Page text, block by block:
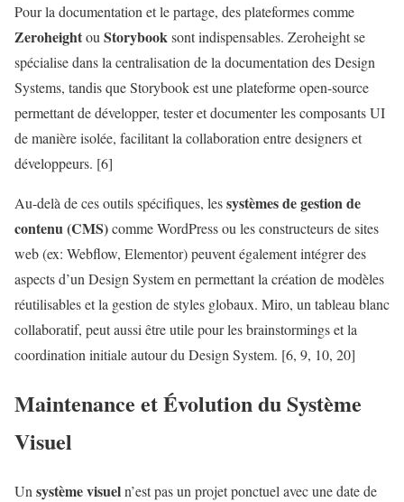
Pour la documentation et le partage, des plateformes comme
Zeroheightou Storybook sont indispensables. Zeroheight se
spécialise dans la centralisation de la documentation des Design
Systems, tandis que Storybook est une plateforme open-source
permettant de développer, tester et documenter les composants UI
de manière isolée, facilitant la collaboration entre designers et
développeurs. [6]
Au-delà de ces outils spécifiques, lessystèmes de gestion de
contenu (CMS)comme WordPress ou les constructeurs de sites
web (ex: Webflow, Elementor) peuvent également intégrer des
aspects d’un Design System en permettant la création de modèles
réutilisables et la gestion de styles globaux. Miro, un tableau blanc
collaboratif, peut aussi être utile pour les brainstormings et la
coordination initiale autour du Design System. [6, 9, 10, 20]
Maintenance et Évolution duSystème
Visuel
Unsystème visueln’est pas un projet ponctuel avec une date de